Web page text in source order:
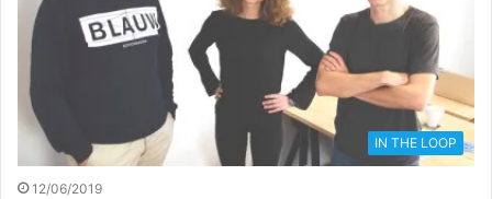
IN THE LOOP
12/06/2019